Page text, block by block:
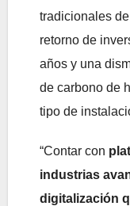
tradicionales
retorno de
años y una
de carbono de
tipo de
“Contar con
industrias
digitalización